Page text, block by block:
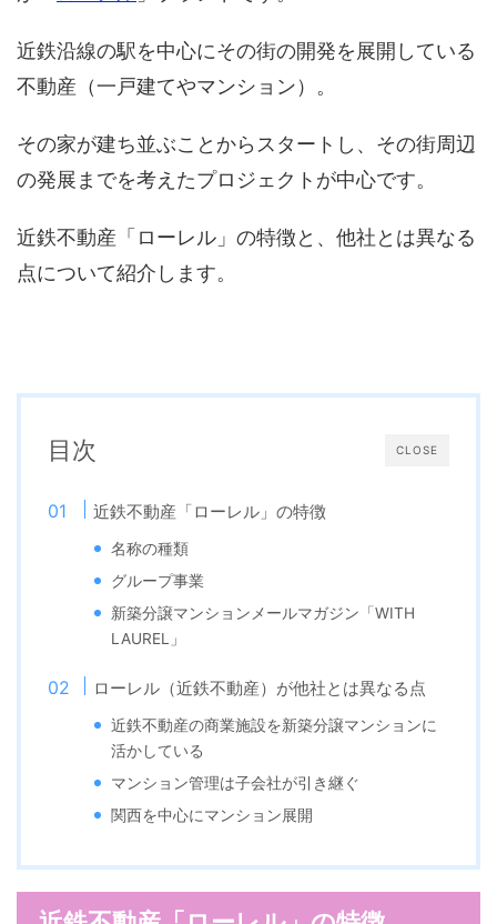
近鉄沿線の駅を中心にその街の開発を展開している
不動産（一戸建てやマンション）。
その家が建ち並ぶことからスタートし、その街周辺
の発展までを考えたプロジェクトが中心です。
近鉄不動産「ローレル」の特徴と、他社とは異なる
点について紹介します。
CLOSE
目次
近鉄不動産「ローレル」の特徴
名称の種類
グループ事業
新築分譲マンションメールマガジン「WITH
LAUREL」
ローレル（近鉄不動産）が他社とは異なる点
近鉄不動産の商業施設を新築分譲マンションに
活かしている
マンション管理は子会社が引き継ぐ
関西を中心にマンション展開